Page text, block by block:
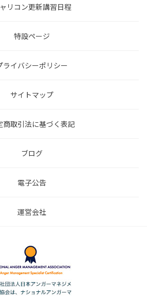
リコン更新講習日程
特設ページ
ライバシーポリシー
サイトマップ
商取引法に基づく表記
ブログ
電子公告
運営会社